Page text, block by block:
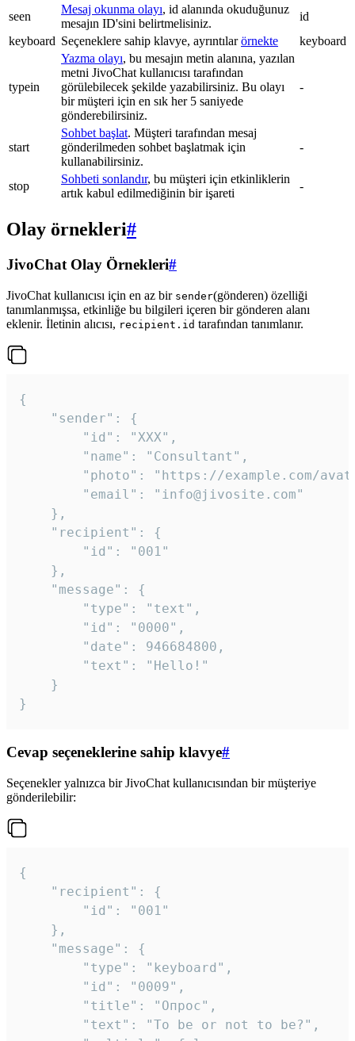
seen
Mesaj okunma olayı, id alanında okuduğunuz
mesajın ID'sini belirtmelisiniz.
id
keyboard Seçeneklere sahip klavye, ayrıntılarörnekte keyboard
typein
Yazma olayı, bu mesajın metin alanına, yazılan
metni JivoChat kullanıcısı tarafından
görülebilecek şekilde yazabilirsiniz. Bu olayı
bir müşteri için en sık her 5 saniyede
gönderebilirsiniz.
-
start
Sohbet başlat. Müşteri tarafından mesaj
gönderilmeden sohbet başlatmak için
kullanabilirsiniz.
-
stop
Sohbeti sonlandır, bu müşteri için etkinliklerin
artık kabul edilmediğinin bir işareti
-
Olay örnekleri#
JivoChat Olay Örnekleri#
JivoChat kullanıcısı için en az bir sender(gönderen) özelliği
tanımlanmışsa, etkinliğe bu bilgileri içeren bir gönderen alanı
eklenir. İletinin alıcısı, recipient.id tarafından tanımlanır.
{
}
Cevap seçeneklerine sahip klavye#
Seçenekler yalnızca bir JivoChat kullanıcısından bir müşteriye
gönderilebilir:
{